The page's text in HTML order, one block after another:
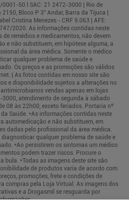
50 l SAC: 21 2472-3000 | Rio de
Bloco P 3° Andar, Barra da Tijuca |
Cristina Menezes - CRF 9.063 | AFE:
2020. As informações contidas neste
de remédios e medicamentos, não devem
e não substituem, em hipótese alguma, a
da área médica. Somente o médico
qualquer problema de saúde e
Os preços e as promoções são válidos
| As fotos contidas em nosso site são
e disponibilidade sujeitos a alterações no
vendas apenas em lojas
atendimento de segunda à sábado
08 às 22h00, exceto feriados. Portaria nº
Saúde. *As informações contidas neste
automedicação e não substituem, em
dadas pelo profissional da área médica.
qualquer problema de saúde e
*Ao persistirem os sintomas um médico
podem trazer riscos. Procure o
bula. *Todas as imagens deste site são
de produtos varia de acordo com
promoções, frete e condições de
compras pela Loja Virtual. As imagens dos
e a Drogasmil se resguarda por